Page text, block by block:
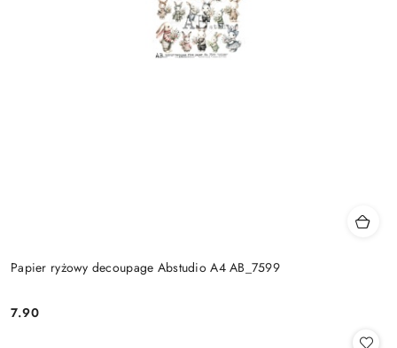
Papier ryżowy decoupage Abstudio A4 AB_7599
Cena:
7.90